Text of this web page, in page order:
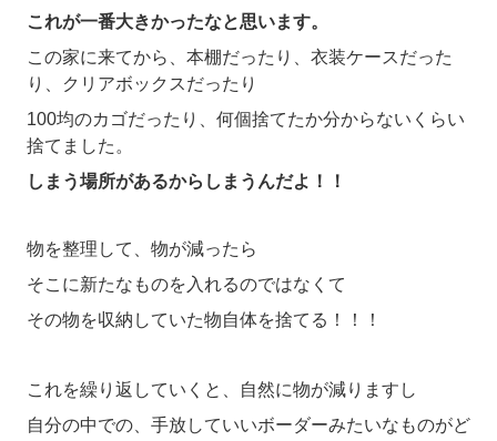
これが一番大きかったなと思います。
この家に来てから、本棚だったり、衣装ケースだった
り、クリアボックスだったり
100均のカゴだったり、何個捨てたか分からないくらい
捨てました。
しまう場所があるからしまうんだよ！！
物を整理して、物が減ったら
そこに新たなものを入れるのではなくて
その物を収納していた物自体を捨てる！！！
これを繰り返していくと、自然に物が減りますし
自分の中での、手放していいボーダーみたいなものがど